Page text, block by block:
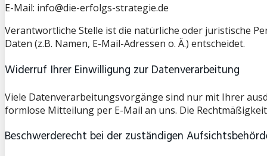
E-Mail: info@die-erfolgs-strategie.de
Verantwortliche Stelle ist die natürliche oder juristische
Daten (z.B. Namen, E-Mail-Adressen o. Ä.) entscheidet.
Widerruf Ihrer Einwilligung zur Datenverarbeitung
Viele Datenverarbeitungsvorgänge sind nur mit Ihrer
formlose Mitteilung per E-Mail an uns. Die
Beschwerderecht bei der zuständigen